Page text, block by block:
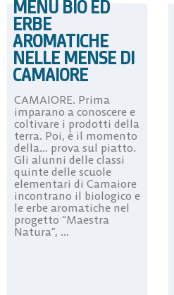
MENU BIO ED
ERBE
AROMATICHE
NELLE MENSE DI
CAMAIORE
CAMAIORE. Prima
imparano a conoscere e
coltivare i prodotti della
terra. Poi, è il momento
della… prova sul piatto.
Gli alunni delle classi
quinte delle scuole
elementari di Camaiore
incontrano il biologico e
le erbe aromatiche nel
progetto “Maestra
Natura”, ...